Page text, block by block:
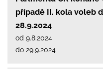
případě II. kola voleb
28.9.2024
od 9.8.2024
do 29.9.2024